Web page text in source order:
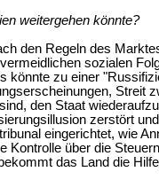
weitergehen könnte?
den Regeln des
sozialen
könnte zu einer
Streit
den Staat
zerstört
eingerichtet, wie
Kontrolle über die
das Land die